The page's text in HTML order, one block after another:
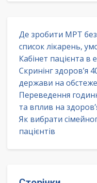
Де зробити МРТ
список лікарень,
Кабінет пацієнта
Скринінг здоров’я
держави на
Переведення
та вплив на
Як вибрати
пацієнтів